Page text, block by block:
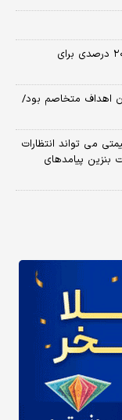
جزئیاتی از طرح راهبردی امنیت تنگه هرمز/جریمه ۲۰ درصدی برای
اهداف متخاصم بود/
می تواند انتظارات
بنزین پیامدهای